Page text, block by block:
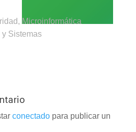
Microinformática
y Sistemas
conectadopara publicar un